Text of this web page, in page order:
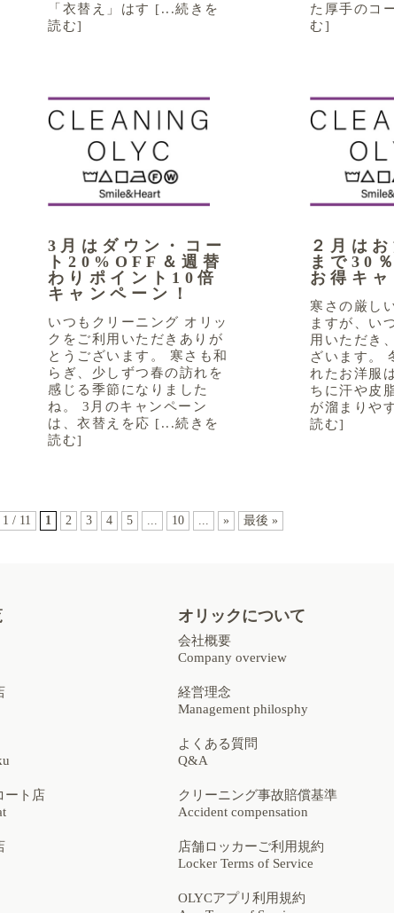
「衣替え」はす [...続きを
読む]
た厚手のコ
む]
3月はダウン・コー
ト20%OFF＆週替
わりポイント10倍
キャンペーン！
いつもクリーニング オリッ
クをご利用いただきありが
とうございます。 寒さも和
らぎ、少しずつ春の訪れを
感じる季節になりました
ね。 3月のキャンペーン
は、衣替えを応 [...続きを
読む]
２月は
まで30
お得キ
寒さの厳し
ますが、い
用いただき
ざいます。
れたお洋服
ちに汗や皮
が溜まりや
読む]
1 / 11 1 2 3 4 5 ... 10 ... » 最後 »
ート店
オリックについて
会社概要
Company overview
経営理念
Management philosphy
よくある質問
Q&A
クリーニング事故賠償基準
Accident compensation
店舗ロッカーご利用規約
Locker Terms of Service
OLYCアプリ利用規約